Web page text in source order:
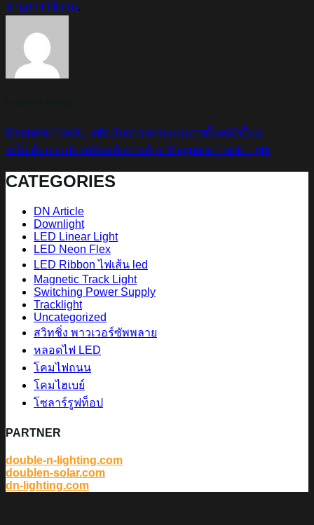
อายุการใช้งาน.
Magnetic Track Light กับการออกแบบภายในสมัยใหม่
เคล็ดลับการประหยัดพลังงานด้วย Magnetic Track Light
CATEGORIES
DN Article
Downlight
LED Linear Light
LED Neon Flex
LED Ribbon ไฟเส้น led
Magnetic Track Light
Switching Power Supply
Tracklight
Uncategorized
สวิทชิ่ง พาวเวอร์ซัพพลาย
หลอดไฟ LED
โคมไฟถนน
โคมไฮเบย์
โซลาร์รูฟท็อป
PARTNER
double-n-lighting.com
doublen-solar.com
dn-lighting.com